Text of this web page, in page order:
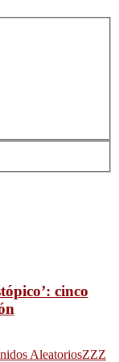
cinco
AleatoriosZZZ